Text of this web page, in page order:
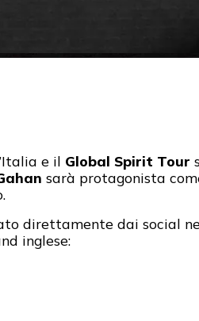
e il Global Spirit Tour
sarà protagonista
direttamente dai social
inglese: